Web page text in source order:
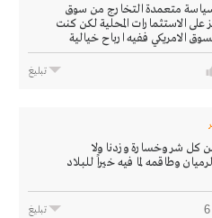
متعمدة التخارج من سوق
على الاستثمارات المحلية لكن كنت
الامريكي ففيه ارباح خيالية
تبليغ
كل شر وخسارة وزدنا ولا
وطاقمه لما فيه خيراً للبلاد
6 تبليغ